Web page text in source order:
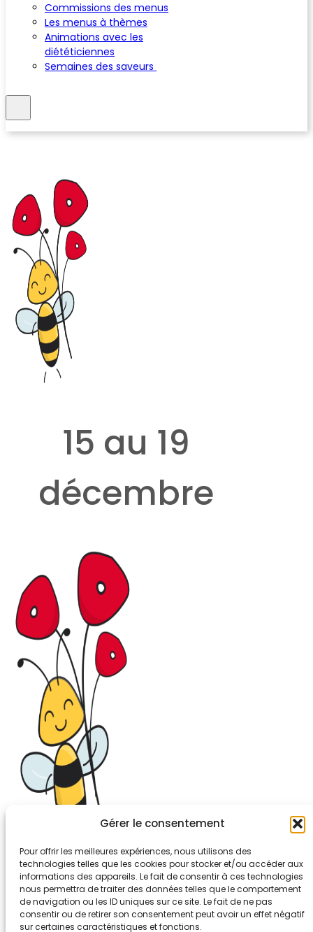
Gérer le consentement
Pour offrir les meilleures expériences, nous utilisons des
technologies telles que les cookies pour stocker et/ou accéder aux
informations des appareils. Le fait de consentir à ces technologies
nous permettra de traiter des données telles que le comportement
de navigation ou les ID uniques sur ce site. Le fait de ne pas
consentir ou de retirer son consentement peut avoir un effet négatif
sur certaines caractéristiques et fonctions.
Commissions des menus
Les menus à thèmes
Animations avec les
diététiciennes
Semaines des saveurs
15 au 19
décembre
26-30, rue de Bellevue
92700 COLOMBES
Tél. 01.56.83.88.30